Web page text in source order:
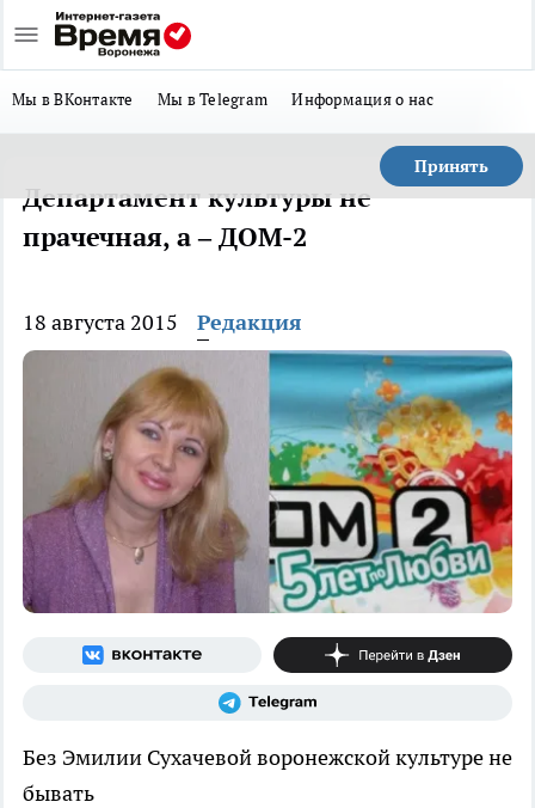
Мы в ВКонтакте Мы в Telegram Информация о нас
Принять
Департамент культуры не
прачечная, а – ДОМ-2
18 августа 2015 Редакция
Без Эмилии Сухачевой воронежской культуре не
бывать